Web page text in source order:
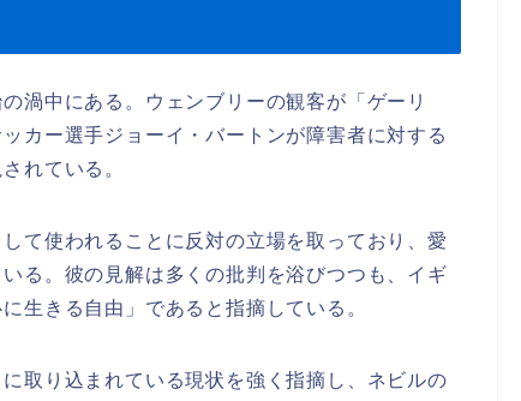
渦中にある。ウェンブリーの観客が「ゲーリ
カー選手ジョーイ・バートンが障害者に対する
れている。
て使われることに反対の立場を取っており、愛
る。彼の見解は多くの批判を浴びつつも、イギ
生きる自由」であると指摘している。
取り込まれている現状を強く指摘し、ネビルの